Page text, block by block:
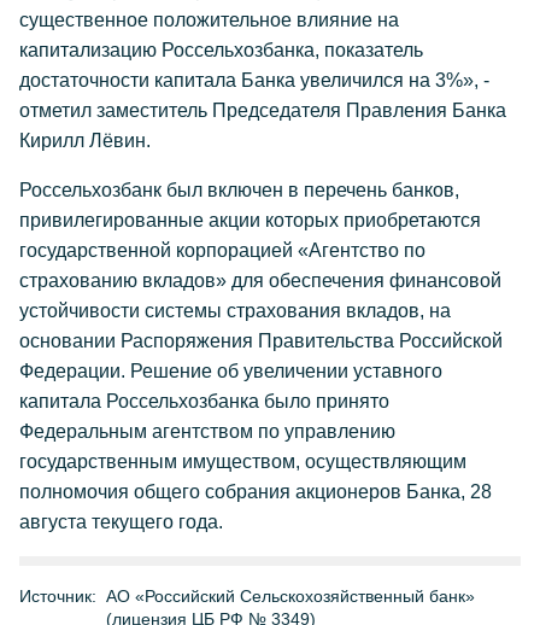
существенное положительное влияние на
капитализацию Россельхозбанка, показатель
достаточности капитала Банка увеличился на 3%», -
отметил заместитель Председателя Правления Банка
Кирилл Лёвин.
Россельхозбанк был включен в перечень банков,
привилегированные акции которых приобретаются
государственной корпорацией «Агентство по
страхованию вкладов» для обеспечения финансовой
устойчивости системы страхования вкладов, на
основании Распоряжения Правительства Российской
Федерации. Решение об увеличении уставного
капитала Россельхозбанка было принято
Федеральным агентством по управлению
государственным имуществом, осуществляющим
полномочия общего собрания акционеров Банка, 28
августа текущего года.
Источник: АО «Российский Сельскохозяйственный банк»
(лицензия ЦБ РФ № 3349)